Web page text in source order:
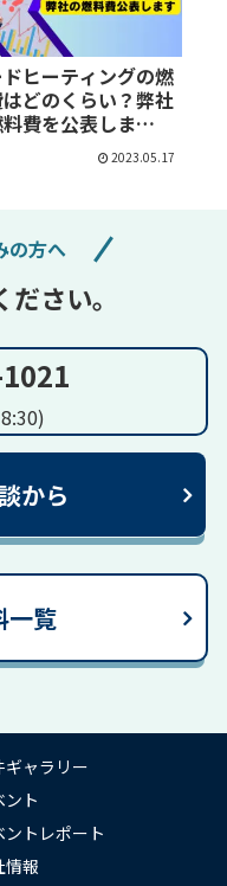
ドヒーティングの燃
どのくらい？弊社
費を公表しま
2023.05.17
の方へ
さい。
から
一覧
ギャラリー
ント
ントレポート
情報